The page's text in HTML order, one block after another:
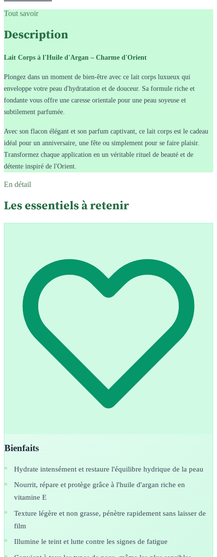
Tout savoir
Description
Lait Corps à l'Huile d'Argan – Charme d'Orient
Plongez dans un moment de bien-être avec ce lait corps luxueux qui
enveloppe votre peau d'hydratation et de douceur. Sa formule riche et
fondante vous offre une caresse orientale pour une peau soyeuse et
subtilement parfumée.
Avec son flacon élégant et son parfum captivant, ce lait corps est le cadeau
idéal pour un anniversaire, une fête ou simplement pour se faire plaisir.
Transformez chaque application en un véritable rituel de beauté et de
détente inspiré de l'Orient.
En détail
Les essentiels à retenir
Bienfaits
Hydrate intensément et restaure l'équilibre hydrique de la peau
Nourrit, répare et protège grâce à l'huile d'argan riche en
vitamine E
Texture légère et non grasse, pénètre rapidement sans laisser de
film
Illumine le teint et lutte contre les signes de fatigue